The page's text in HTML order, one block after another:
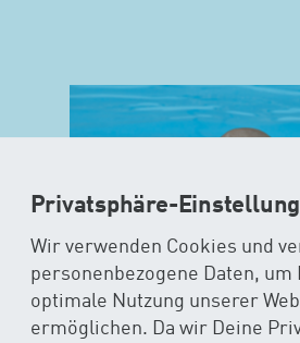
Privatsphäre-
Wir verwenden Cookies und
personenbezogene Daten, um
optimale Nutzung unserer
ermöglichen. Da wir Deine